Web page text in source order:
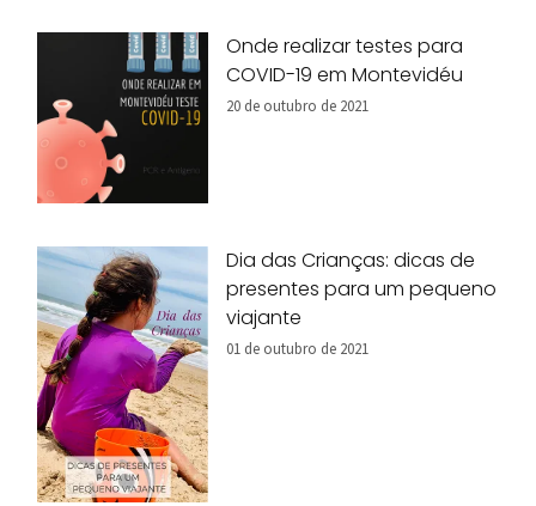
Onde realizar testes para
COVID-19 em Montevidéu
20 de outubro de 2021
Dia das Crianças: dicas de
presentes para um pequeno
viajante
01 de outubro de 2021